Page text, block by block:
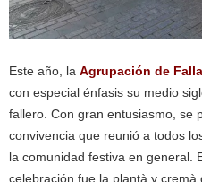
Este año, la Agrupación de
con especial énfasis su medio
fallero. Con gran entusiasmo, se
convivencia que reunió a todos
la comunidad festiva en general.
celebración fue la plantà y